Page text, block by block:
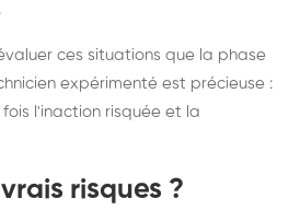
ces situations que la phase
expérimenté est précieuse :
l'inaction risquée et la
risques ?